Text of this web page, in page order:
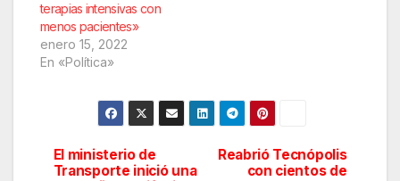
terapias intensivas con
menos pacientes»
enero 15, 2022
En «Política»
Navegación
Reabrió Tecnópolis
con cientos de
El ministerio de
Transporte inició una